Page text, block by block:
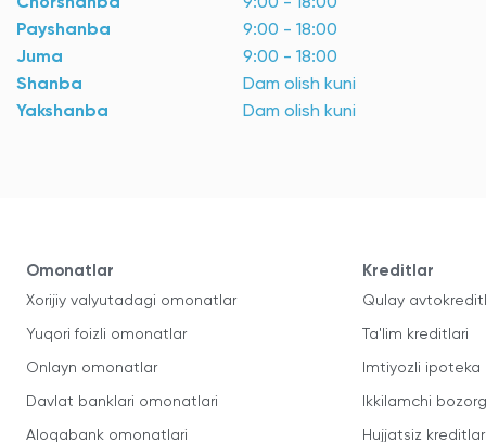
Chorshanba
9:00 - 18:00
Payshanba
9:00 - 18:00
Juma
9:00 - 18:00
Shanba
Dam olish kuni
Yakshanba
Dam olish kuni
Omonatlar
Xorijiy valyutadagi omonatlar
Yuqori foizli omonatlar
Onlayn omonatlar
Davlat banklari omonatlari
Aloqabank omonatlari
Kreditlar
Qulay
Ta'lim kreditlari
Imtiyozli ipoteka
Ikkilamchi
Hujjatsiz kreditlar